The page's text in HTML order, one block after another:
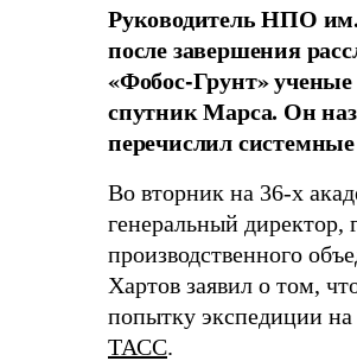
Руководитель НПО
после завершения
«Фобос-Грунт»
спутник Марса. Он
перечислил
Во вторник на 36-х
генеральный директор,
производственного
Хартов заявил о том,
попытку экспедиции
ТАСС.